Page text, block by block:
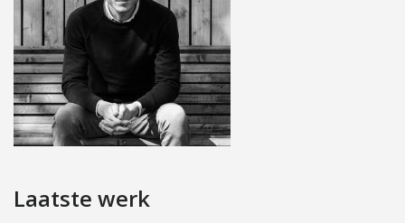
Laatste werk